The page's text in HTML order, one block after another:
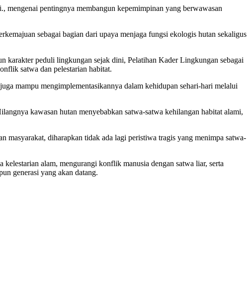
pentingnya membangun kepemimpinan yang berwawasan
sebagai bagian dari upaya menjaga fungsi ekologis hutan sekaligus
karakter peduli lingkungan sejak dini, Pelatihan Kader Lingkungan sebagai
satwa dan pelestarian habitat.
mampu mengimplementasikannya dalam kehidupan sehari-hari melalui
kawasan hutan menyebabkan satwa-satwa kehilangan habitat alami,
diharapkan tidak ada lagi peristiwa tragis yang menimpa satwa-
alam, mengurangi konflik manusia dengan satwa liar, serta
generasi yang akan datang.